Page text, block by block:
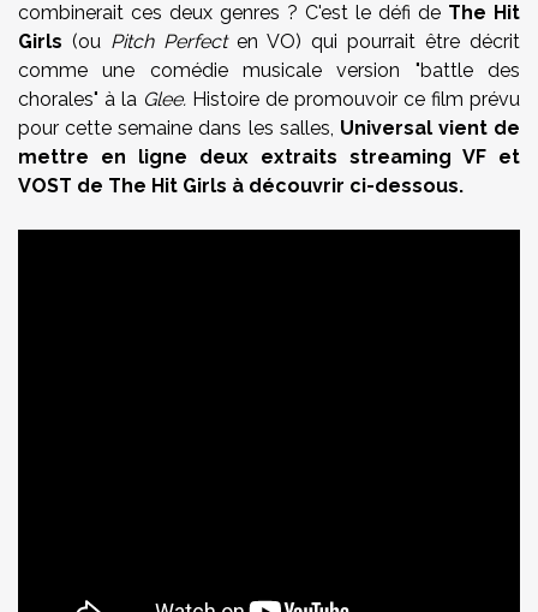
combinerait ces deux genres ? C'est le défi de The Hit
Girls (ou Pitch Perfecten VO) qui pourrait être décrit
comme une comédie musicale version "battle des
chorales" à la Glee. Histoire de promouvoir ce film prévu
pour cette semaine dans les salles, Universal vient de
mettre en ligne deux extraits streaming VF et
VOST de The Hit Girls à découvrir ci-dessous.